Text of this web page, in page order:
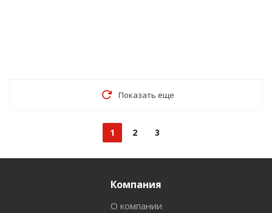
Показать еще
1 2 3
Компания
О компании